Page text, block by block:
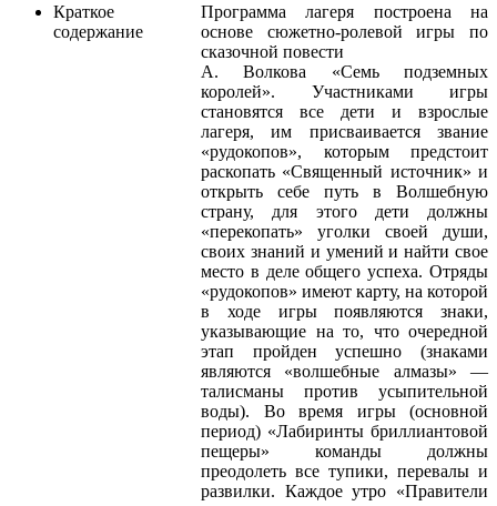
Краткое
содержание
Программа лагеря построена на
основе сюжетно-ролевой игры по
сказочной повести
А. Волкова «Семь подземных
королей». Участниками игры
становятся все дети и взрослые
лагеря, им присваивается звание
«рудокопов», которым предстоит
раскопать «Священный источник» и
открыть себе путь в Волшебную
страну, для этого дети должны
«перекопать» уголки своей души,
своих знаний и умений и найти свое
место в деле общего успеха. Отряды
«рудокопов» имеют карту, на которой
в ходе игры появляются знаки,
указывающие на то, что очередной
этап пройден успешно (знаками
являются «волшебные алмазы» —
талисманы против усыпительной
воды). Во время игры (основной
период) «Лабиринты бриллиантовой
пещеры» команды должны
преодолеть все тупики, перевалы и
развилки. Каждое утро «Правители